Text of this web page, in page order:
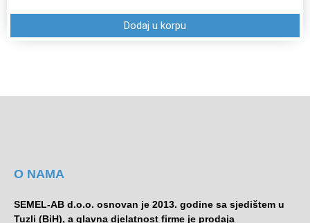
Dodaj u korpu
O NAMA
SEMEL-AB d.o.o. osnovan je 2013. godine sa sjedištem u
Tuzli (BiH), a glavna djelatnost firme je prodaja